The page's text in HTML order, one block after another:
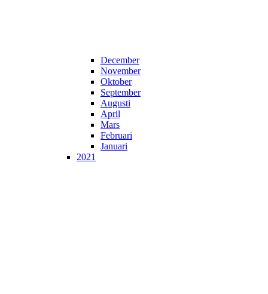
December
November
Oktober
September
Augusti
April
Mars
Februari
Januari
2021